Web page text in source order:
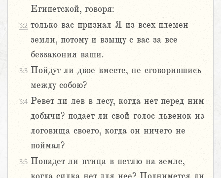
Египетской, говоря:
3:2 только вас признал Я из всех племен
земли, потому и взыщу с вас за все
беззакония ваши.
3:3 Пойдут ли двое вместе, не сговорившись
между собою?
3:4 Ревет ли лев в лесу, когда нет перед ним
добычи? подает ли свой голос львенок из
логовища своего, когда он ничего не
поймал?
3:5 Попадет ли птица в петлю на земле,